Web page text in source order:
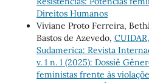
Direitos Humanos
Viviane Proto Ferreira,
Bastos de Azevedo,
Sudamerica: Revista
v. 1 n. 1 (2025): Dossiê
feministas frente às